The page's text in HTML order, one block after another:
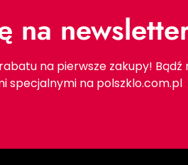
na
rabatu na pierwsze zakupy!
specjalnymi na polszklo.com.pl